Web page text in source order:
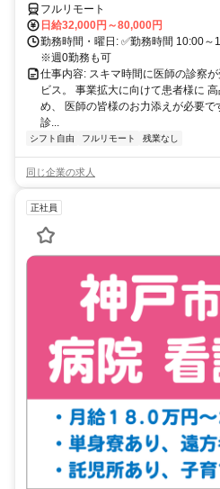
フルリモート
日給32,000円～80,000円
勤務時間・曜日: ✅勤務時間 10:00
※週0勤務も可
仕事内容: スキマ時間に医師の診察
ビス。 事業拡大に向けて患者様に
め、 医師の皆様のお力添えが必要
診...
シフト自由 フルリモート 残業なし
同じ企業の求人
正社員